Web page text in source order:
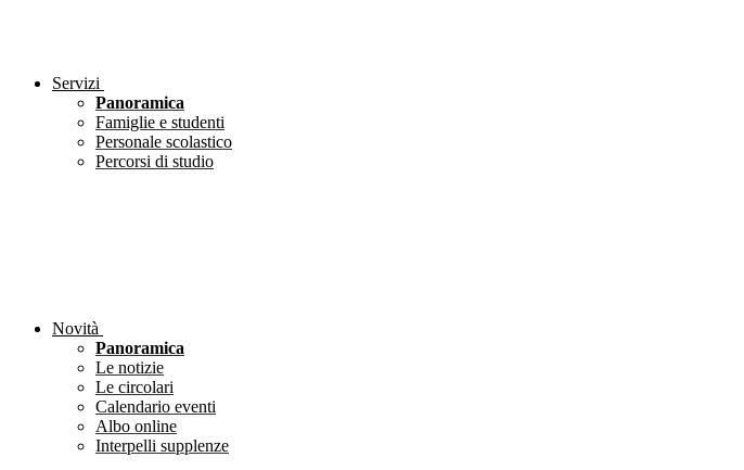
Servizi
Panoramica
Famiglie e studenti
Personale scolastico
Percorsi di studio
Novità
Panoramica
Le notizie
Le circolari
Calendario eventi
Albo online
Interpelli supplenze